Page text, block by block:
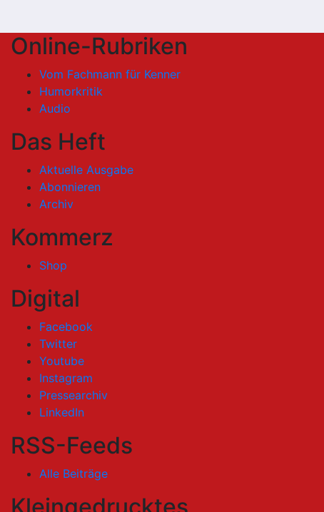
Online-Rubriken
Vom Fachmann für Kenner
Humorkritik
Audio
Das Heft
Aktuelle Ausgabe
Abonnieren
Archiv
Kommerz
Shop
Digital
Facebook
Twitter
Youtube
Instagram
Pressearchiv
LinkedIn
RSS-Feeds
Alle Beiträge